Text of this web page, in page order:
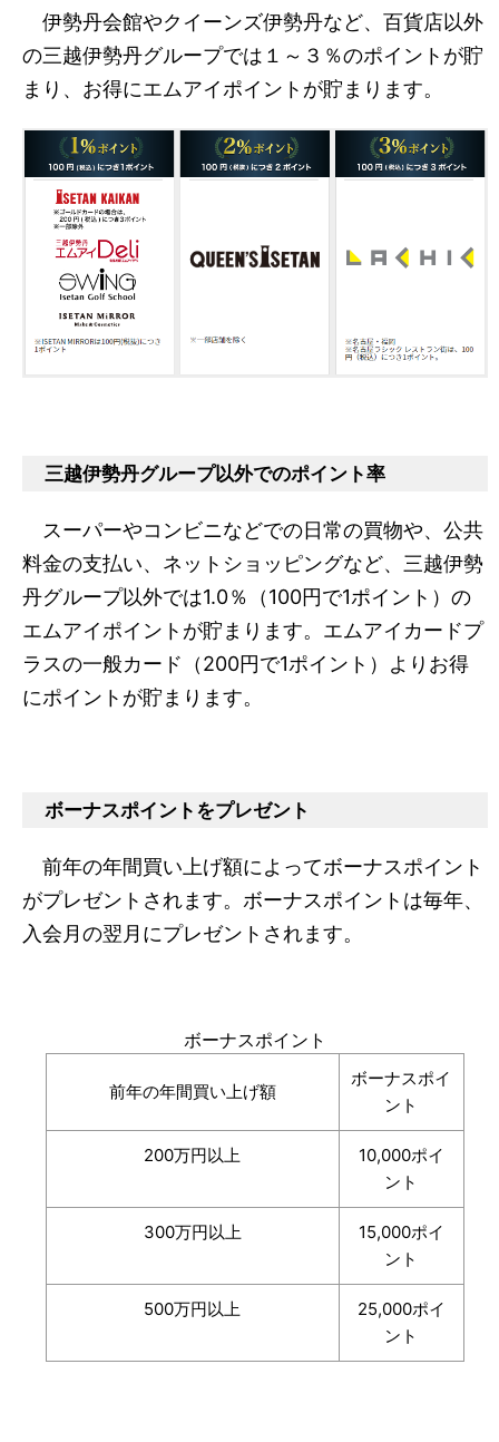
伊勢丹会館やクイーンズ伊勢丹など、百貨店以外
の三越伊勢丹グループでは１～３％のポイントが貯
まり、お得にエムアイポイントが貯まります。
三越伊勢丹グループ以外でのポイント率
スーパーやコンビニなどでの日常の買物や、公共
料金の支払い、ネットショッピングなど、三越伊勢
丹グループ以外では1.0％（100円で1ポイント）の
エムアイポイントが貯まります。エムアイカードプ
ラスの一般カード（200円で1ポイント）よりお得
にポイントが貯まります。
ボーナスポイントをプレゼント
前年の年間買い上げ額によってボーナスポイント
がプレゼントされます。ボーナスポイントは毎年、
入会月の翌月にプレゼントされます。
ボーナスポイント
前年の年間買い上げ額
ボーナスポイ
ント
200万円以上
10,000ポイ
ント
300万円以上
15,000ポイ
ント
500万円以上
25,000ポイ
ント